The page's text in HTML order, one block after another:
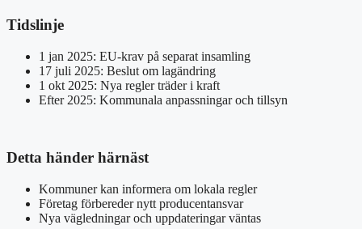
Tidslinje
1 jan 2025: EU-krav på separat insamling
17 juli 2025: Beslut om lagändring
1 okt 2025: Nya regler träder i kraft
Efter 2025: Kommunala anpassningar och tillsyn
Detta händer härnäst
Kommuner kan informera om lokala regler
Företag förbereder nytt producentansvar
Nya vägledningar och uppdateringar väntas